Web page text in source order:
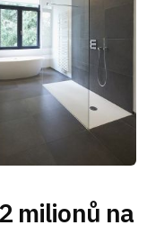
milionů na